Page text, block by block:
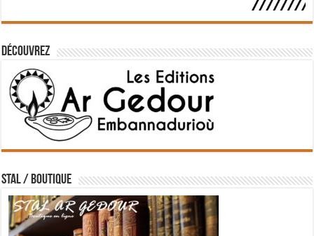
Découvrez
STAL / BOUTIQUE